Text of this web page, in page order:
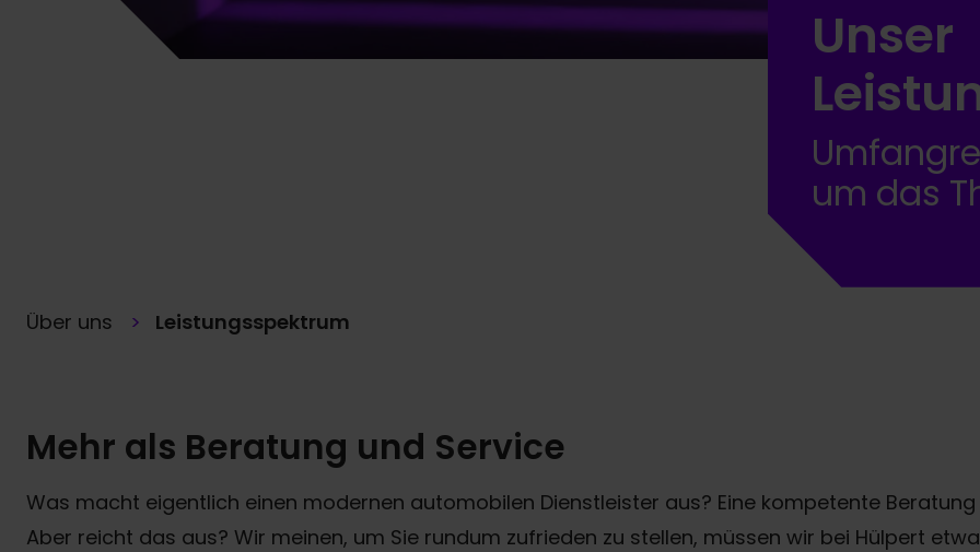
Unser
um das
Über uns Leistungsspektrum
Mehr als Beratung und Service
Was macht eigentlich einen modernen automobilen Dienstleister aus? Eine kompetente
Aber reicht das aus? Wir meinen, um Sie rundum zufrieden zu stellen, müssen wir bei Hülpert